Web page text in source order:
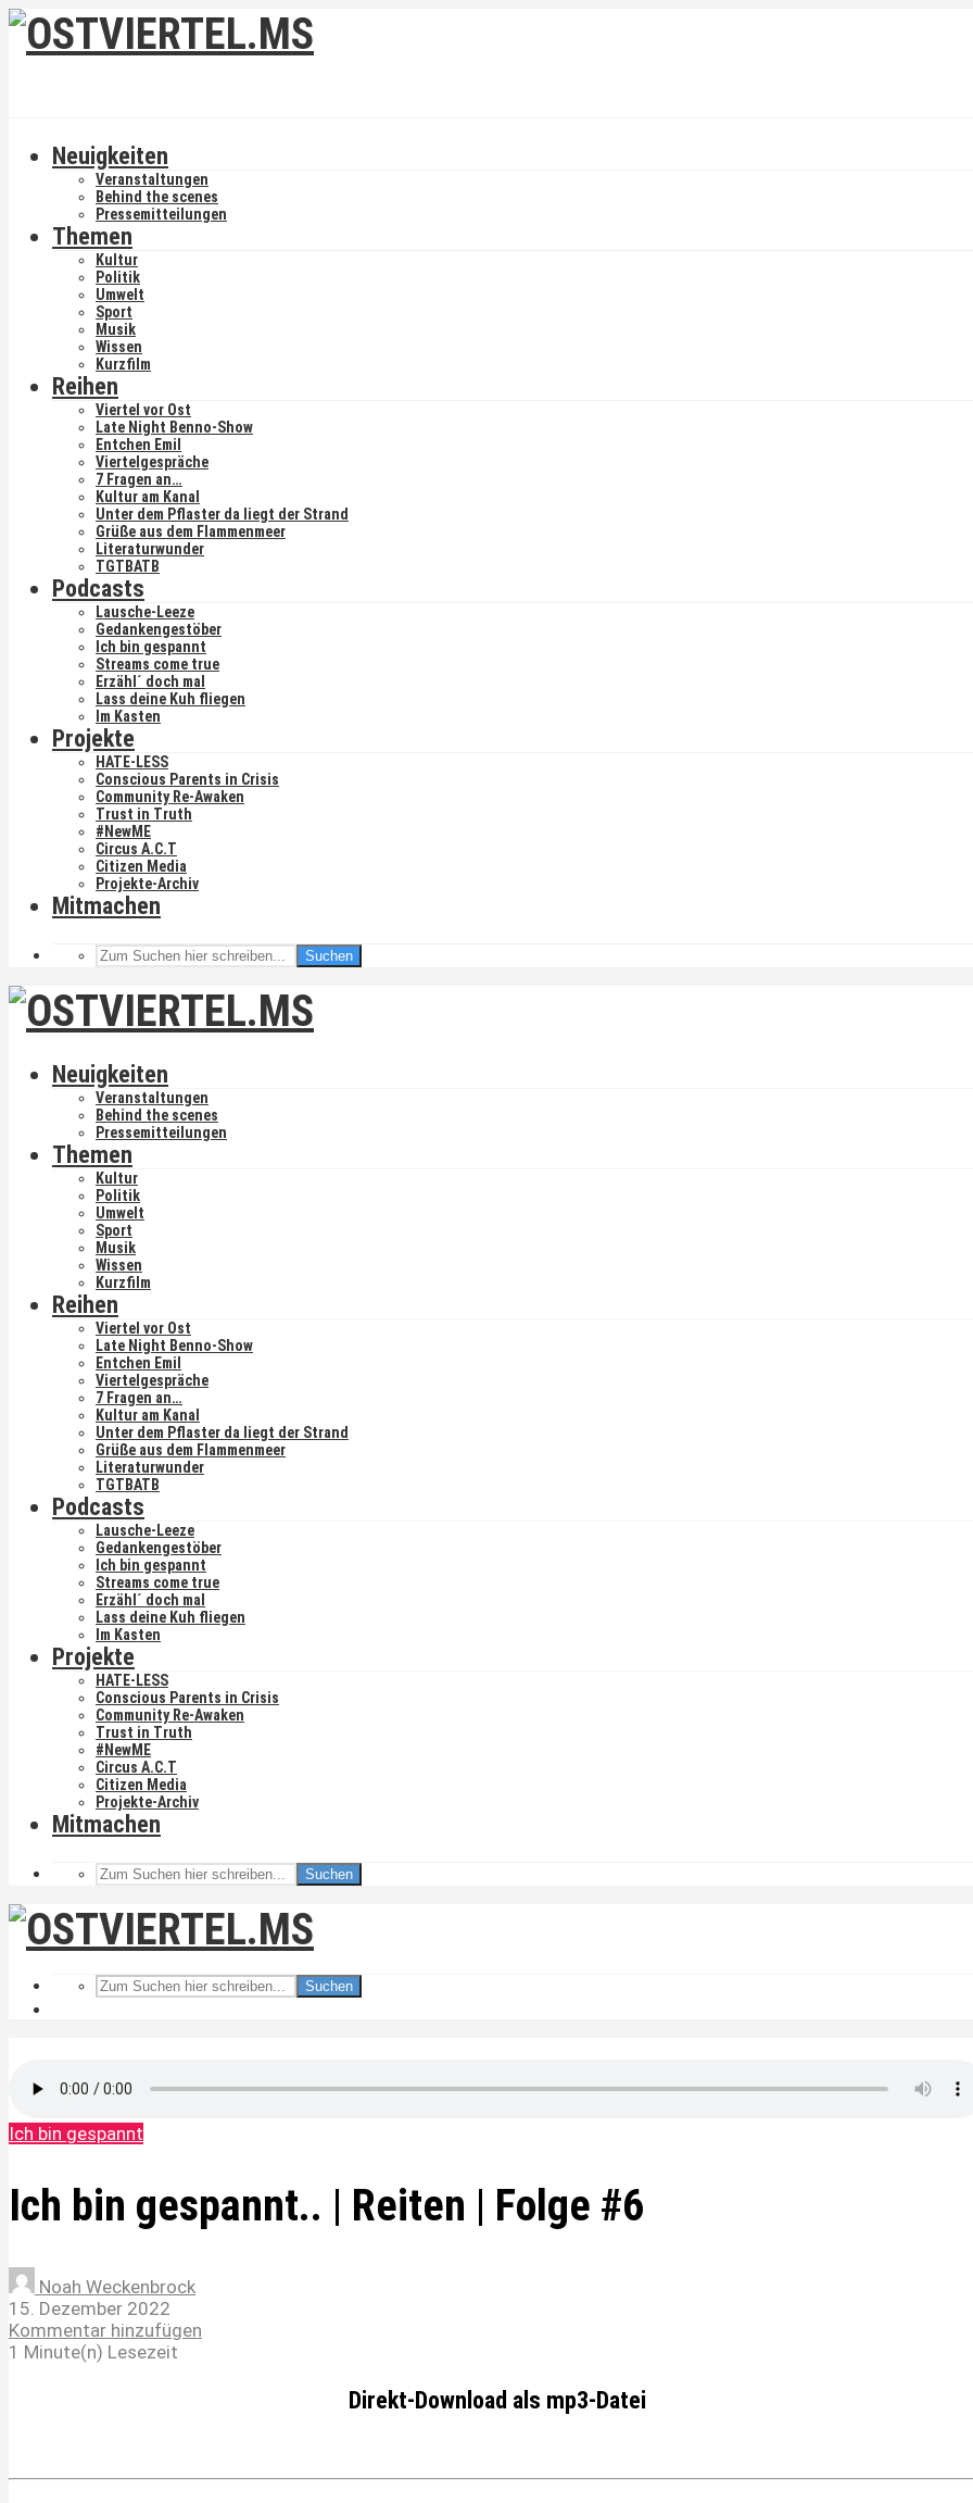
Neuigkeiten
Veranstaltungen
Behind the scenes
Pressemitteilungen
Themen
Kultur
Politik
Umwelt
Sport
Musik
Wissen
Kurzfilm
Reihen
Viertel vor Ost
Late Night Benno-Show
Entchen Emil
Viertelgespräche
7 Fragen an…
Kultur am Kanal
Unter dem Pflaster da liegt der Strand
Grüße aus dem Flammenmeer
Literaturwunder
TGTBATB
Podcasts
Lausche-Leeze
Gedankengestöber
Ich bin gespannt
Streams come true
Erzähl´ doch mal
Lass deine Kuh fliegen
Im Kasten
Projekte
HATE-LESS
Conscious Parents in Crisis
Community Re-Awaken
Trust in Truth
#NewME
Circus A.C.T
Citizen Media
Projekte-Archiv
Mitmachen
Suchen
Neuigkeiten
Veranstaltungen
Behind the scenes
Pressemitteilungen
Themen
Kultur
Politik
Umwelt
Sport
Musik
Wissen
Kurzfilm
Reihen
Viertel vor Ost
Late Night Benno-Show
Entchen Emil
Viertelgespräche
7 Fragen an…
Kultur am Kanal
Unter dem Pflaster da liegt der Strand
Grüße aus dem Flammenmeer
Literaturwunder
TGTBATB
Podcasts
Lausche-Leeze
Gedankengestöber
Ich bin gespannt
Streams come true
Erzähl´ doch mal
Lass deine Kuh fliegen
Im Kasten
Projekte
HATE-LESS
Conscious Parents in Crisis
Community Re-Awaken
Trust in Truth
#NewME
Circus A.C.T
Citizen Media
Projekte-Archiv
Mitmachen
Suchen
Suchen
Ich bin gespannt
Ich bin gespannt.. | Reiten | Folge #6
Noah Weckenbrock
15. Dezember 2022
Kommentar hinzufügen
1 Minute(n) Lesezeit
Direkt-Download als mp3-Datei